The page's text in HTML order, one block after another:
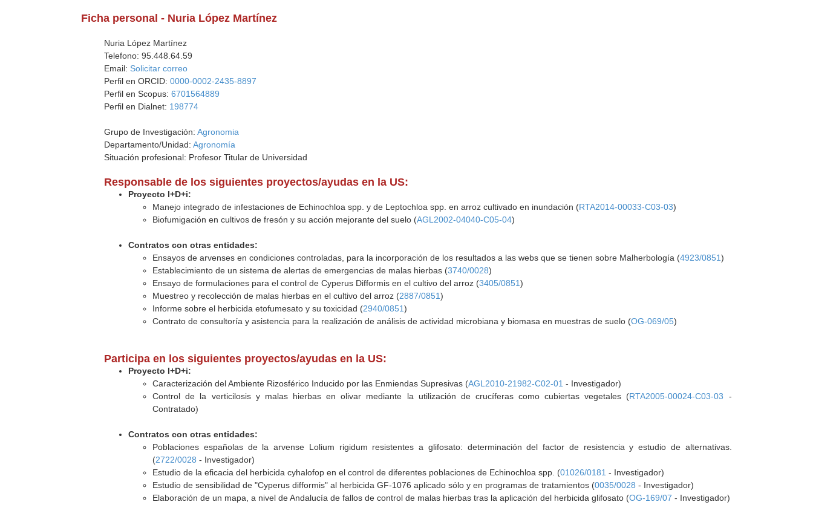
Ficha personal - Nuria López Martínez
Nuria López Martínez
Telefono: 95.448.64.59
Email: Solicitar correo
Perfil en ORCID:0000-0002-2435-8897
Perfil en Scopus:6701564889
Perfil en Dialnet: 198774
Grupo de Investigación:Agronomia
Departamento/Unidad:Agronomía
Situación profesional: Profesor Titular de Universidad
Responsable de los siguientes proyectos/ayudas en la US:
Proyecto I+D+i:
Manejo integrado de infestaciones de Echinochloa spp. y de Leptochloa spp. en arroz cultivado en inundación (RTA2014-00033-C03-03)
Biofumigación en cultivos de fresón y su acción mejorante del suelo (AGL2002-04040-C05-04)
Contratos con otras entidades:
Ensayos de arvenses en condiciones controladas, para la incorporación de los resultados a las webs que se tienen sobre Malherbología (4923/0851)
Establecimiento de un sistema de alertas de emergencias de malas hierbas (3740/0028)
Ensayo de formulaciones para el control de Cyperus Difformis en el cultivo del arroz (3405/0851)
Muestreo y recolección de malas hierbas en el cultivo del arroz (2887/0851)
Informe sobre el herbicida etofumesato y su toxicidad (2940/0851)
Contrato de consultoría y asistencia para la realización de análisis de actividad microbiana y biomasa en muestras de suelo (OG-069/05)
Participa en los siguientes proyectos/ayudas en la US:
Proyecto I+D+i:
Caracterización del Ambiente Rizosférico Inducido por las Enmiendas Supresivas (AGL2010-21982-C02-01 - Investigador)
Control de la verticilosis y malas hierbas en olivar mediante la utilización de crucíferas como cubiertas vegetales (RTA2005-00024-C03-03 -
Contratado)
Contratos con otras entidades:
Poblaciones españolas de la arvense Lolium rigidum resistentes a glifosato: determinación del factor de resistencia y estudio de alternativas.
(2722/0028 - Investigador)
Estudio de la eficacia del herbicida cyhalofop en el control de diferentes poblaciones de Echinochloa spp. (01026/0181 - Investigador)
Estudio de sensibilidad de "Cyperus difformis" al herbicida GF-1076 aplicado sólo y en programas de tratamientos (0035/0028 - Investigador)
Elaboración de un mapa, a nivel de Andalucía de fallos de control de malas hierbas tras la aplicación del herbicida glifosato (OG-169/07 - Investigador)